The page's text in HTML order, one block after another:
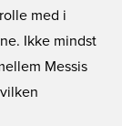
med i
Ikke mindst
Messis